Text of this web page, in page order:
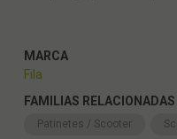
MARCA
Fila
FAMILIAS RELACIONADAS
Patinetes / Scooter